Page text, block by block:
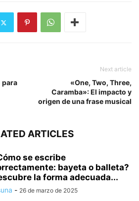
para
Next article
«One, Two, Three,
Caramba»: El impacto y
origen de una frase musical
ARTICLES
se escribe
bayeta o balleta?
la forma adecuada...
- 26 de marzo de 2025